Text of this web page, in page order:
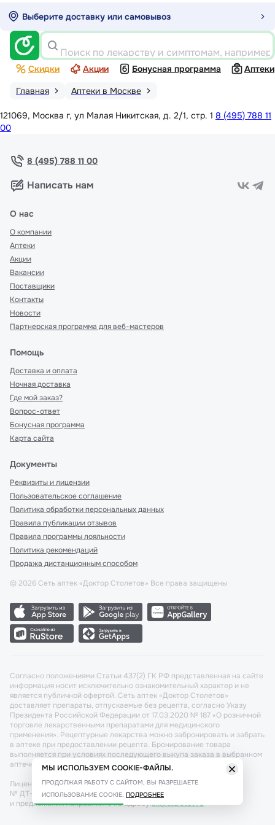
Выберите доставку или самовывоз
Поиск по лекарству и симптомам,
Скидки Акции Бонусная программа
Аптеки
Главная
Аптеки в Москве
121069, Москва г, ул Малая Никитская, д. 2/1, стр. 1 8 (495) 788 11
00
8 (495) 788 11 00
Написать нам
О нас
О компании
Аптеки
Акции
Вакансии
Поставщики
Контакты
Новости
Партнерская программа для веб-мастеров
Помощь
Доставка и оплата
Ночная доставка
Где мой заказ?
Вопрос-ответ
Бонусная программа
Карта сайта
Документы
Реквизиты и лицензии
Пользовательское соглашение
Политика обработки персональных данных
Правила публикации отзывов
Правила программы лояльности
Политика рекомендаций
Продажа дистанционным способом
© 2026 Сеть аптек «Доктор Столетов» Все права защищены
Согласно положениями Статьи 437(2) ГК РФ представленная на сайте
информация носит исключительно ознакомительный характер и не
является публичной офертой. Сеть аптек «Доктор Столетов»
доставляет препараты, отпускаемые без рецепта, согласно Указу
Президента Российской Федерации от 17.03.2020 № 187 «О розничной
торговле лекарственными препаратами для медицинского
применения». Рецептурные лекарства можно забронировать и забрать
в аптеке при предоставлении рецепта. Бронирование товара
выполняется при условиях последующего выкупа заказа в выбранном
аптечном пункте.
Лицензия №: ЛО-77-02-011340 от 22 декабря 2020г. Разрешение
№ ДТ-77-000421 от 25.10.2021 г. Вопросы по заказам, претензии
и предложения направляйте по адресу:cx@stoletov.ru
МЫ ИСПОЛЬЗУЕМ COOKIE-ФАЙЛЫ.
ПРОДОЛЖАЯ РАБОТУ С САЙТОМ, ВЫ РАЗРЕШАЕТЕ
ИСПОЛЬЗОВАНИЕ COOKIE. ПОДРОБНЕЕ